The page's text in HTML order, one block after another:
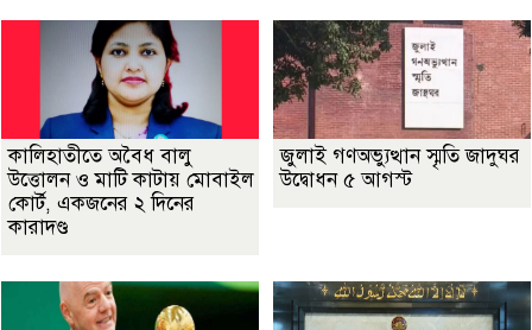
কালিহাতীতে অবৈধ বালু
উত্তোলন ও মাটি কাটায় মোবাইল
কোর্ট, একজনের ২ দিনের
কারাদণ্ড
জুলাই গণঅভ্যুত্থান স্মৃতি জাদুঘর
উদ্বোধন ৫ আগস্ট